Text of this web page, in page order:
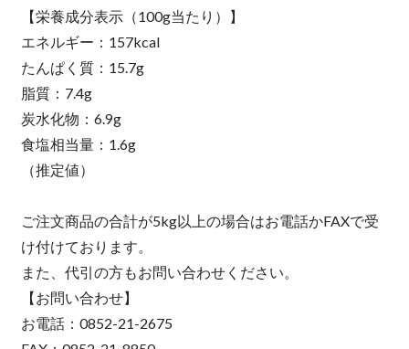
【栄養成分表示（100g当たり）】
エネルギー：157kcal
たんぱく質：15.7g
脂質：7.4g
炭水化物：6.9g
食塩相当量：1.6g
（推定値）
ご注文商品の合計が5kg以上の場合はお電話かFAXで受
け付けております。
また、代引の方もお問い合わせください。
【お問い合わせ】
お電話：0852-21-2675